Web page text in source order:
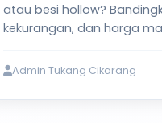
atau besi hollow?
kekurangan, dan harga
Admin Tukang Cikarang